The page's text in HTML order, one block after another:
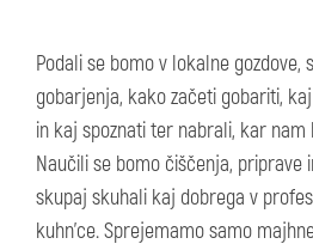
Podali se bomo v lokalne gozdove,
gobarjenja, kako začeti gobariti,
in kaj spoznati ter nabrali, kar nam
Naučili se bomo čiščenja, priprave
skupaj skuhali kaj dobrega v
kuhn'ce. Sprejemamo samo